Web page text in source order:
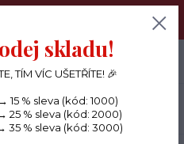
odesílám každý den, KREATIVNÍ
Menu
CZK skladu!
TÍM VÍC UŠETŘÍTE! 🎉
15 % sleva (kód: 1000)
25 % sleva (kód: 2000)
35 % sleva (kód: 3000)